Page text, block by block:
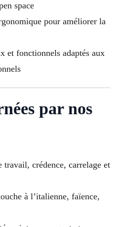
space
pour améliorer la
et fonctionnels adaptés aux
par nos
travail, crédence, carrelage et
à l’italienne, faïence,